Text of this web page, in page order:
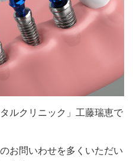
ルクリニック」工藤瑞恵で
お問いわせを多くいただい